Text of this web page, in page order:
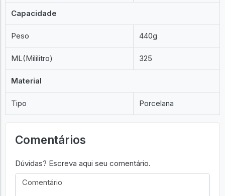
Capacidade
Peso 440g
ML(Mililitro) 325
Material
Tipo Porcelana
Comentários
Dúvidas? Escreva aqui seu comentário.